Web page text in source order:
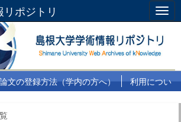
ポジトリ
論文の登録方法（学内の方へ）
利用につい